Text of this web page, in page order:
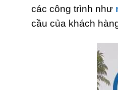
các công trình như
cầu của khách